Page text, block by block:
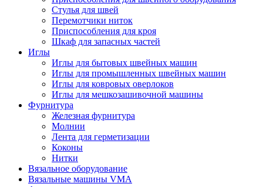
Стулья для швей
Перемотчики ниток
Приспособления для кроя
Шкаф для запасных частей
Иглы
Иглы для бытовых швейных машин
Иглы для промышленных швейных машин
Иглы для ковровых оверлоков
Иглы для мешкозашивочной машины
Фурнитура
Железная фурнитура
Молнии
Лента для герметизации
Коконы
Нитки
Вязальное оборудование
Вязальные машины VMA